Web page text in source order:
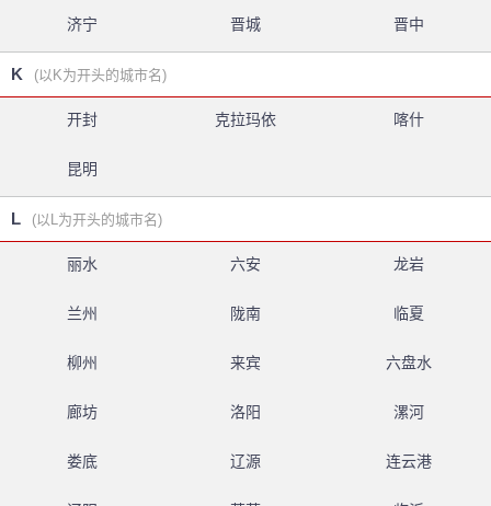
济宁 晋城 晋中
K (以K为开头的城市名)
开封 克拉玛依 喀什
昆明
L (以L为开头的城市名)
丽水 六安 龙岩
兰州 陇南 临夏
柳州 来宾 六盘水
廊坊 洛阳 漯河
娄底 辽源 连云港